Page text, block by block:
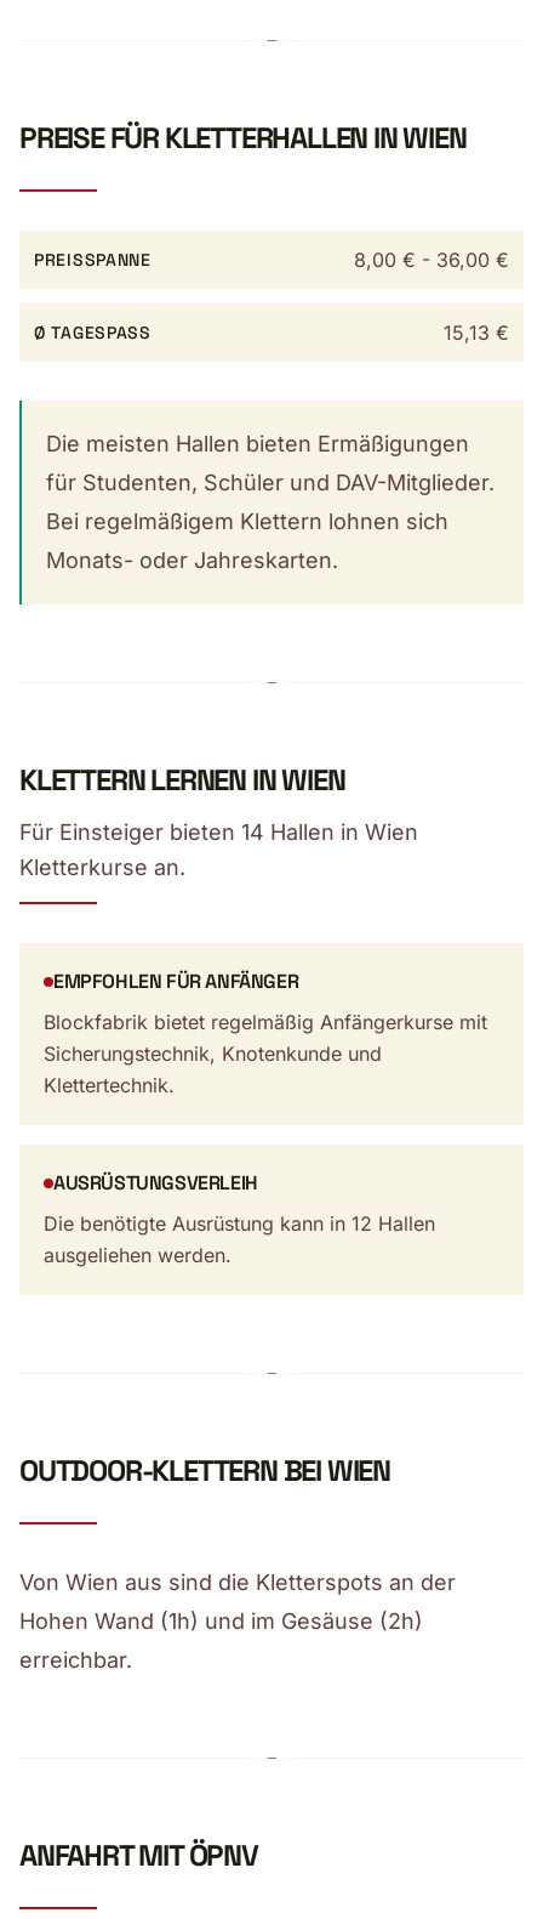
PREISE FÜR KLETTERHALLEN IN WIEN
PREISSPANNE 8,00 € - 36,00 €
Ø TAGESPASS 15,13 €
Die meisten Hallen bieten Ermäßigungen
für Studenten, Schüler und DAV-Mitglieder.
Bei regelmäßigem Klettern lohnen sich
Monats- oder Jahreskarten.
KLETTERN LERNEN IN WIEN
Für Einsteiger bieten 14 Hallen in Wien
Kletterkurse an.
EMPFOHLEN FÜR ANFÄNGER
Blockfabrik bietet regelmäßig Anfängerkurse mit
Sicherungstechnik, Knotenkunde und
Klettertechnik.
AUSRÜSTUNGSVERLEIH
Die benötigte Ausrüstung kann in 12 Hallen
ausgeliehen werden.
OUTDOOR-KLETTERN BEI WIEN
Von Wien aus sind die Kletterspots an der
Hohen Wand (1h) und im Gesäuse (2h)
erreichbar.
ANFAHRT MIT ÖPNV